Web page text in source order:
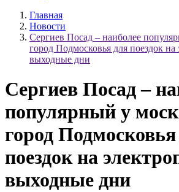
Главная
Новости
Сергиев Посад – наиболее
город Подмосковья для поездок на
выходные дни
Сергиев Посад –
популярный у
город
поездок на
выходные дни